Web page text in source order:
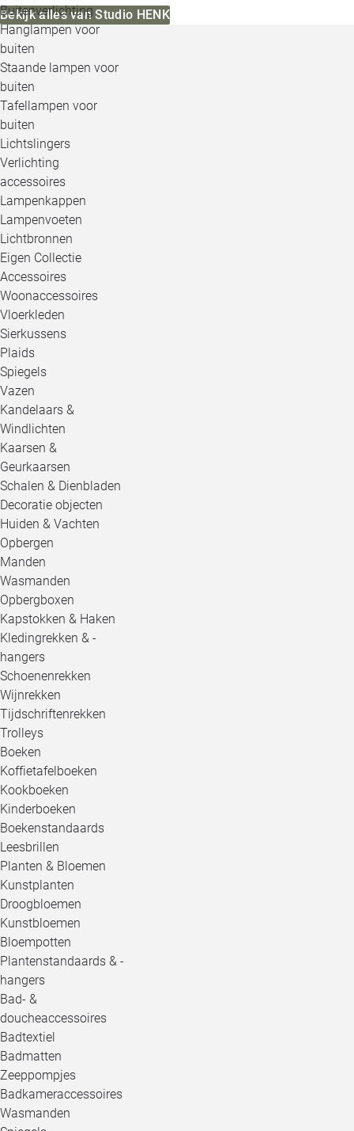
Buitenverlichting
Hanglampen voor
buiten
Staande lampen voor
buiten
Tafellampen voor
buiten
Lichtslingers
Verlichting
accessoires
Lampenkappen
Lampenvoeten
Lichtbronnen
Eigen Collectie
Accessoires
Woonaccessoires
Vloerkleden
Sierkussens
Plaids
Spiegels
Vazen
Kandelaars &
Windlichten
Kaarsen &
Geurkaarsen
Schalen & Dienbladen
Decoratie objecten
Huiden & Vachten
Opbergen
Manden
Wasmanden
Opbergboxen
Kapstokken & Haken
Kledingrekken & -
hangers
Schoenenrekken
Wijnrekken
Tijdschriftenrekken
Trolleys
Boeken
Koffietafelboeken
Kookboeken
Kinderboeken
Boekenstandaards
Leesbrillen
Planten & Bloemen
Kunstplanten
Droogbloemen
Kunstbloemen
Bloempotten
Plantenstandaards & -
hangers
Bad- &
doucheaccessoires
Badtextiel
Badmatten
Zeeppompjes
Badkameraccessoires
Wasmanden
Bekijk alles van Studio HENK